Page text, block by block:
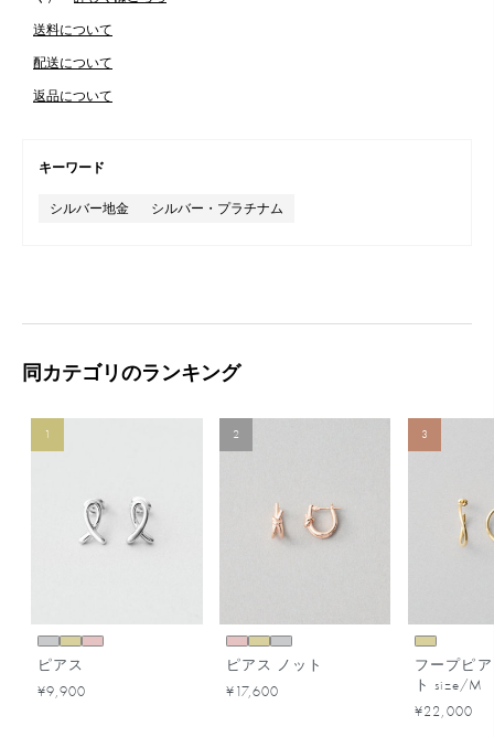
送料について
配送について
返品について
キーワード
シルバー地金 シルバー・プラチナム
同カテゴリのランキング
1
ピアス
¥9,900
2
ピアス ノット
¥17,600
3
フープピ
ト size/M
¥22,000